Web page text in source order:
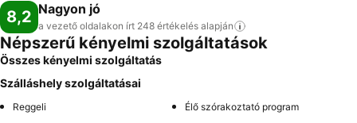
8,2 Nagyon jó
a vezető oldalakon írt 248 értékelés alapján
Népszerű kényelmi szolgáltatások
Összes kényelmi szolgáltatás
Szálláshely szolgáltatásai
Reggeli Élő szórakoztató program